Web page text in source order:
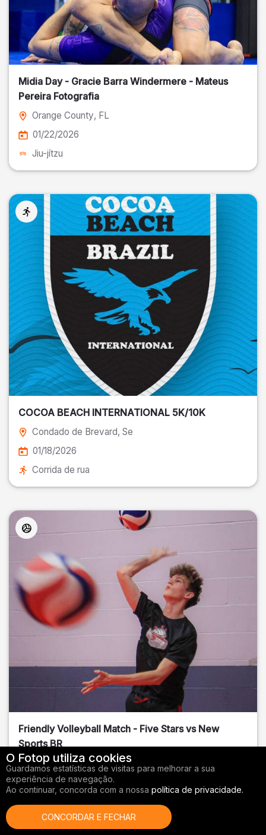
Midia Day - Gracie Barra Windermere - Mateus
Pereira Fotografia
Orange County, FL
01/22/2026
Jiu-jítzu
COCOA BEACH INTERNATIONAL 5K/10K
Condado de Brevard, Se
01/18/2026
Corrida de rua
Friendly Volleyball Match - Five Stars vs New
Sports BR
Orange County, FL
01/14/2026
O Fotop utiliza cookies
Guardamos estatísticas de visitas para melhorar a sua
experiência de navegação.
Ao continuar, concorda com a nossa política de privacidade.
CONCORDAR E FECHAR